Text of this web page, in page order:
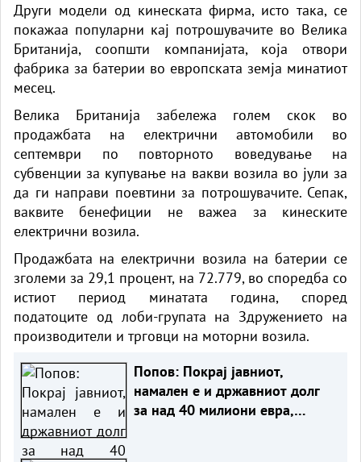
Други модели од кинеската фирма, исто така, се
покажаа популарни кај потрошувачите во Велика
Британија, соопшти компанијата, која отвори
фабрика за батерии во европската земја минатиот
месец.
Велика Британија забележа голем скок во
продажбата на електрични автомобили во
септември по повторното воведување на
субвенции за купување на вакви возила во јули за
да ги направи поевтини за потрошувачите. Сепак,
ваквите бенефиции не важеа за кинеските
електрични возила.
Продажбата на електрични возила на батерии се
зголеми за 29,1 процент, на 72.779, во споредба со
истиот период минатата година, според
податоците од лоби-групата на Здружението на
производители и трговци на моторни возила.
Попов: Покрај јавниот,
намален е и државниот долг
за над 40 милиони евра,